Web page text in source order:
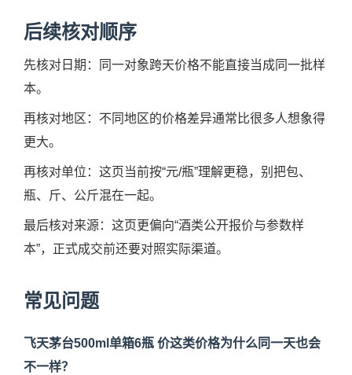
后续核对顺序
先核对日期：同一对象跨天价格不能直接当成同一批样
本。
再核对地区：不同地区的价格差异通常比很多人想象得
更大。
再核对单位：这页当前按“元/瓶”理解更稳，别把包、
瓶、斤、公斤混在一起。
最后核对来源：这页更偏向“酒类公开报价与参数样
本”，正式成交前还要对照实际渠道。
常见问题
飞天茅台500ml单箱6瓶 价这类价格为什么同一天也会
不一样？